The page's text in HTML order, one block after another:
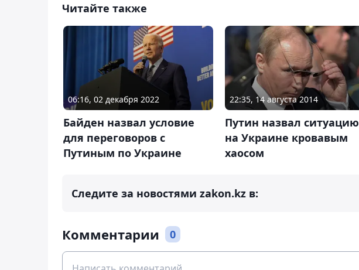
Читайте также
06:16, 02 декабря 2022
Байден назвал условие
для переговоров с
Путиным по Украине
22:35, 14 августа 2014
Путин назвал ситуацию
на Украине кровавым
хаосом
Следите за новостями zakon.kz в:
Комментарии 0